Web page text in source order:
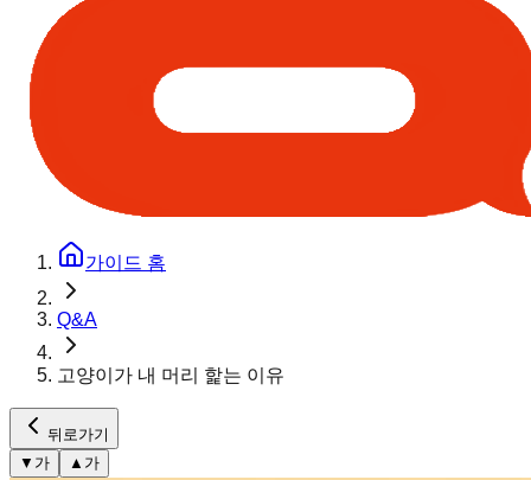
가이드 홈
Q&A
고양이가 내 머리 핥는 이유
뒤로가기
▼ 가 ▲ 가